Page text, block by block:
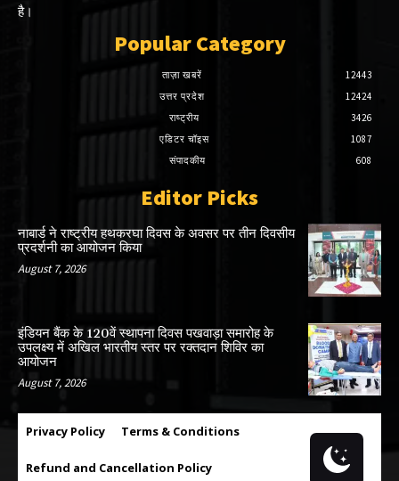
है।
Popular Category
ताज़ा खबरें
12443
उत्तर प्रदेश
12424
राष्ट्रीय
3426
एडिटर चॉइस
1087
संपादकीय
608
Editor Picks
नाबार्ड ने राष्ट्रीय हथकरघा दिवस के अवसर पर तीन दिवसीय
प्रदर्शनी का आयोजन किया
August 7, 2026
इंडियन बैंक के 120वें स्थापना दिवस पखवाड़ा समारोह के
उपलक्ष्य में अखिल भारतीय स्तर पर रक्तदान शिविर का
आयोजन
August 7, 2026
Privacy Policy Terms & Conditions
Refund and Cancellation Policy